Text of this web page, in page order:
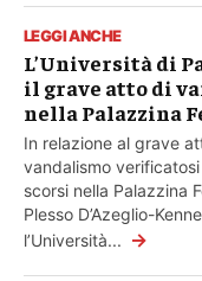
LEGGI ANCHE
L’Università di
il grave atto di
nella Palazzina
In relazione al grave
vandalismo
scorsi nella Palazzina
Plesso D’Azeglio-
l’Università... →